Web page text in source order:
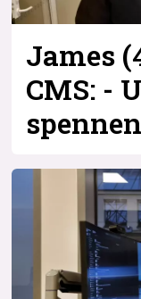
James
CMS: -